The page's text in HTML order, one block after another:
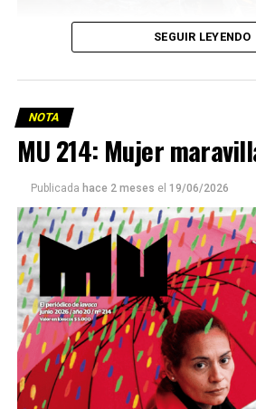
Este número 215 de MU ☝️viene con
podría ser una frase:
Sin chamuyo,
Descargar la Mu en PDF
SEGUIR LEYENDO
NOTA
MU 214: Mujer
Publicada hace 2 meses el 19/06/2026